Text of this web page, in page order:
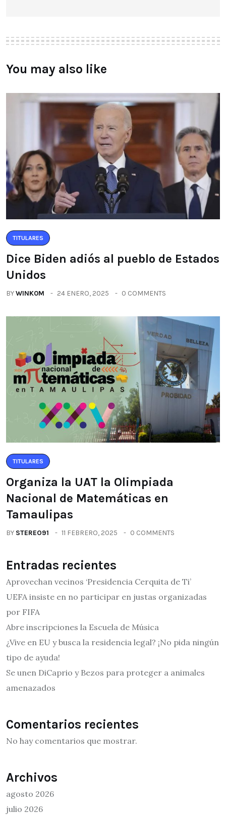
You may also like
TITULARES
Dice Biden adiós al pueblo de Estados
Unidos
BYWINK0M 24 ENERO, 2025 0 COMMENTS
TITULARES
Organiza la UAT la Olimpiada
Nacional de Matemáticas en
Tamaulipas
BY STEREO91 11 FEBRERO, 2025 0 COMMENTS
Entradas recientes
Aprovechan vecinos ‘Presidencia Cerquita de Ti’
UEFA insiste en no participar en justas organizadas
por FIFA
Abre inscripciones la Escuela de Música
¿Vive en EU y busca la residencia legal? ¡No pida ningún
tipo de ayuda!
Se unen DiCaprio y Bezos para proteger a animales
amenazados
Comentarios recientes
No hay comentarios que mostrar.
Archivos
agosto 2026
julio 2026